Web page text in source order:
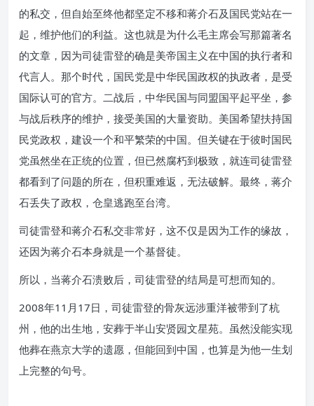
的私交，但自始至终他都坚定不移和蒋介石及国民党站在一
起，维护他们的利益。这也就是为什么毛主席会写那篇著名
的文章，因为司徒雷登的确是美帝国主义在中国的执行者和
代言人。那个时代，国民党是中华民国政权的执政者，是受
国际认可的官方。二战后，中华民国与同盟国平起平坐，参
与战后秩序的维护，接受美国的大量资助。美国希望扶持国
民党政权，建设一个和平繁荣的中国。但关键在于彼时国民
党虽然坐在正统的位置，但已然腐朽到极致，就连司徒雷登
都看到了问题的所在，但积重难返，无法破解。最终，蒋介
石丢失了政权，仓皇逃跑至台湾。
司徒雷登和蒋介石私交非常好，这不仅是因为工作的缘故，
还因为蒋介石本身就是一个基督徒。
所以，当蒋介石溃败后，司徒雷登的结局是可想而知的。
2008年11月17日，司徒雷登的骨灰远涉重洋被带到了杭
州，他的出生地，安葬于半山安贤园文星苑。虽然没能实现
他葬在燕京大学的遗愿，但能回到中国，也算是为他一生划
上完整的句号。